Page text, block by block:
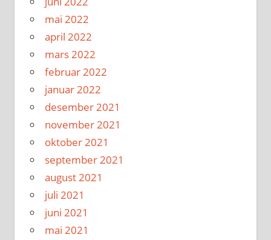
mai 2022
april 2022
mars 2022
februar 2022
januar 2022
desember 2021
november 2021
oktober 2021
september 2021
august 2021
juli 2021
juni 2021
mai 2021